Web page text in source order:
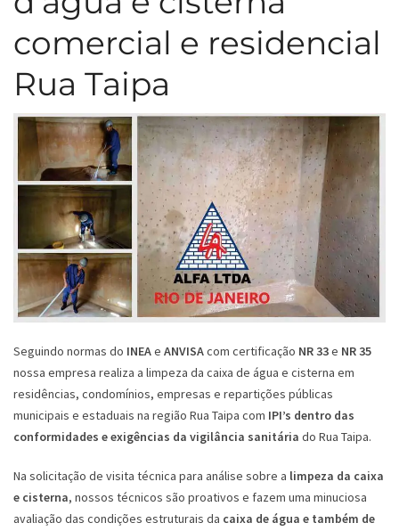
comercial e residencial
Rua Taipa
Seguindo normas do INEAe ANVISAcom certificação NR 33e NR 35
nossa empresa realiza a limpeza da caixa de água e cisterna em
residências, condomínios, empresas e repartições públicas
municipais e estaduais na região Rua Taipa com IPI’s dentro das
conformidades e exigências da vigilância sanitária do Rua Taipa.
Na solicitação de visita técnica para análise sobre a limpeza da caixa
e cisterna, nossos técnicos são proativos e fazem uma minuciosa
avaliação das condições estruturais da caixa de água e também de